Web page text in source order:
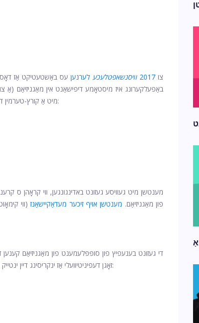
צו 2017 וויסנשאפטלעכע לערנען עס באַשטעטיקט אַז דאָס
באַפעלקערונג איז מיסטאָמע דיפישאַנט אין מאַגניזיאַם (אַ
מיט אַ קורץ-טערמין דיפישאַנסי, אָבער אין די לאַנג-טערמין איר קען באַמערקן סימפּטאָמס אַזאַ ווי:
פון מאַגניזיאַם. מענטשן אויף זיכער מעדאַקיישאַנז (ווי
די געזונט בענעפיץ פון סופּפּלעמענט פון מאַגניזיאַם
זאָגן דעפיניטיוועלי אַז ינקריסינג דיין ינטייק איז אַ פאַרלאָזלעך באַהאַנדלונג. מאַגנעסיום קען פֿאַרבעסערן די פאלגענדע: